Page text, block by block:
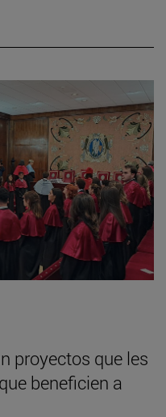
proyectos que les
beneficien a